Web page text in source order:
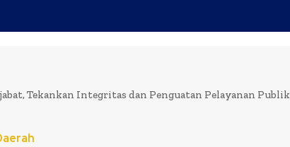
Tekankan Integritas dan Penguatan Pelayanan Publik